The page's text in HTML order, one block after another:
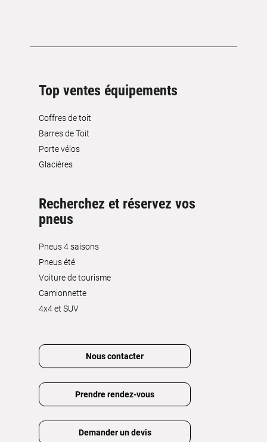
Top ventes équipements
Coffres de toit
Barres de Toit
Porte vélos
Glacières
Recherchez et réservez vos
pneus
Pneus 4 saisons
Pneus été
Voiture de tourisme
Camionnette
4x4 et SUV
Nous contacter
Prendre rendez-vous
Demander un devis